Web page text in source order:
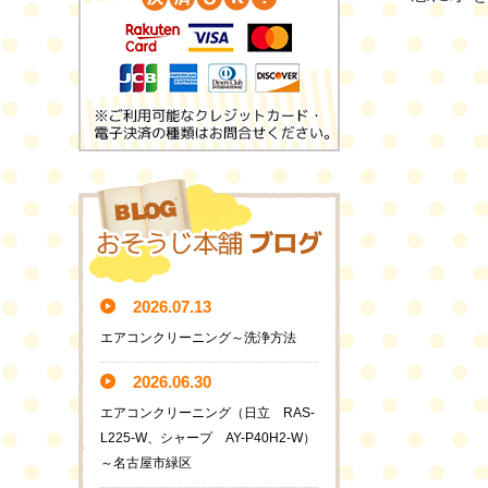
2026.07.13
エアコンクリーニング～洗浄方法
2026.06.30
エアコンクリーニング（日立 RAS-
L225-W、シャープ AY-P40H2-W）
～名古屋市緑区